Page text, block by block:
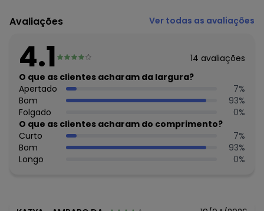
Modelagem: Ampla
Comprimento da Manga: Curta
Comprimento: Curto
Forro: Não
Cinto: Não acompanha
Cintura: Média
Decote Frente : Redondo
Decote Costas: Redondo
Fornecedor: KYLY INDUSTRIA TEXTIL LTDA / CNPJ
78.855.830/0001-98
Feito: Brasil
Cuidados para conservação do produto: Para melhor
Avaliações Ver todas as avaliações
4.1 14 avaliações
O que as clientes acharam da largura?
Apertado
7%
Bom
93%
Folgado
0%
O que as clientes acharam do comprimento?
Curto
7%
Bom
93%
Longo
0%